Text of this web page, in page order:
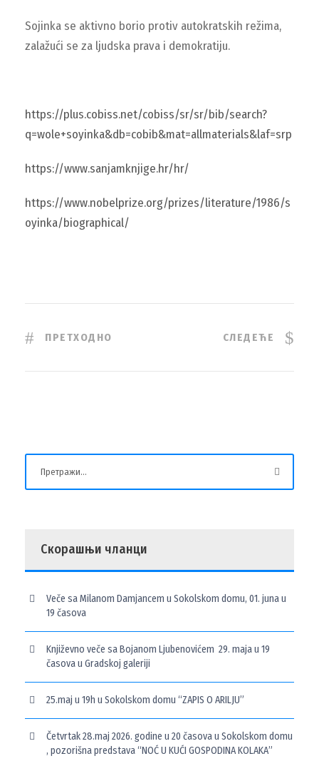
Sojinka se aktivno borio protiv autokratskih režima,
zalažući se za ljudska prava i demokratiju.
https://plus.cobiss.net/cobiss/sr/sr/bib/search?
q=wole+soyinka&db=cobib&mat=allmaterials&laf=srp
https://www.sanjamknjige.hr/hr/
https://www.nobelprize.org/prizes/literature/1986/s
oyinka/biographical/
ПРЕТХОДНО СЛЕДЕЋЕ
Скорашњи чланци
Veče sa Milanom Damjancem u Sokolskom domu, 01. juna u
19 časova
Književno veče sa Bojanom Ljubenovićem 29. maja u 19
časova u Gradskoj galeriji
25.maj u 19h u Sokolskom domu “ZAPIS O ARILJU”
Četvrtak 28.maj 2026. godine u 20 časova u Sokolskom domu
, pozorišna predstava “NOĆ U KUĆI GOSPODINA KOLAKA”